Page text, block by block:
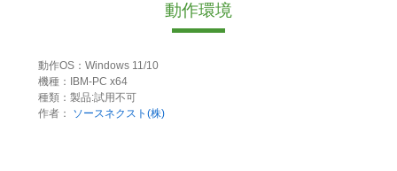
動作環境
動作OS：Windows 11/10
機種：IBM-PC x64
種類：製品:試用不可
作者：
ソースネクスト(株)